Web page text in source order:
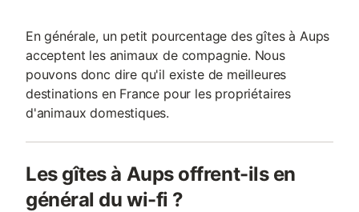
En générale, un petit pourcentage des gîtes à Aups
acceptent les animaux de compagnie. Nous
pouvons donc dire qu'il existe de meilleures
destinations en France pour les propriétaires
d'animaux domestiques.
Les gîtes à Aups offrent-ils en
général du wi-fi ?